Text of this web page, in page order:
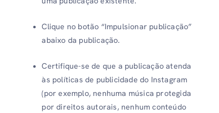
Clique no botão “Impulsionar publicação”
abaixo da publicação.
Certifique-se de que a publicação atenda
às políticas de publicidade do Instagram
(por exemplo, nenhuma música protegida
por direitos autorais, nenhum conteúdo